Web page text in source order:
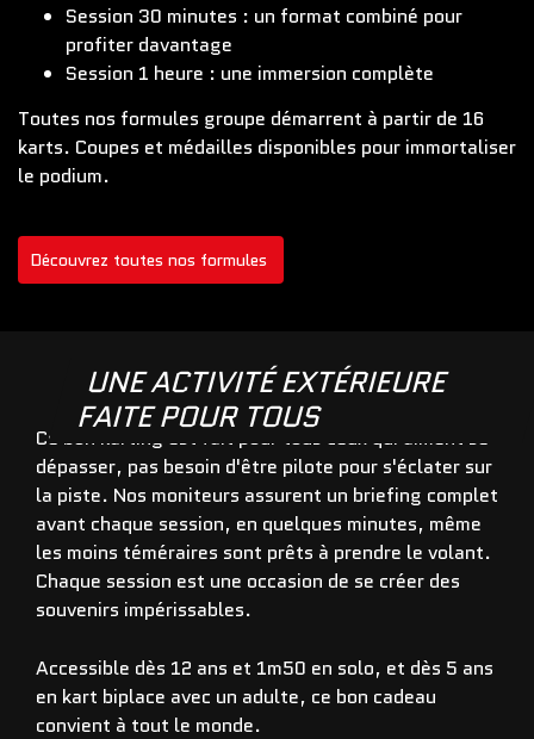
Session 30 minutes : un format combiné pour
profiter davantage
Session 1 heure : une immersion complète
Toutes nos formules groupe démarrent à partir de 16
karts. Coupes et médailles disponibles pour immortaliser
le podium.
Découvrez toutes nos formules
UNE ACTIVITÉ EXTÉRIEURE
FAITE POUR TOUS
Ce bon karting est fait pour tous ceux qui aiment se
dépasser, pas besoin d'être pilote pour s'éclater sur
la piste. Nos moniteurs assurent un briefing complet
avant chaque session, en quelques minutes, même
les moins téméraires sont prêts à prendre le volant.
Chaque session est une occasion de se créer des
souvenirs impérissables.
Accessible dès 12 ans et 1m50 en solo, et dès 5 ans
en kart biplace avec un adulte, ce bon cadeau
convient à tout le monde.